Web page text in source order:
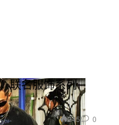
联名服饰系列
245 0